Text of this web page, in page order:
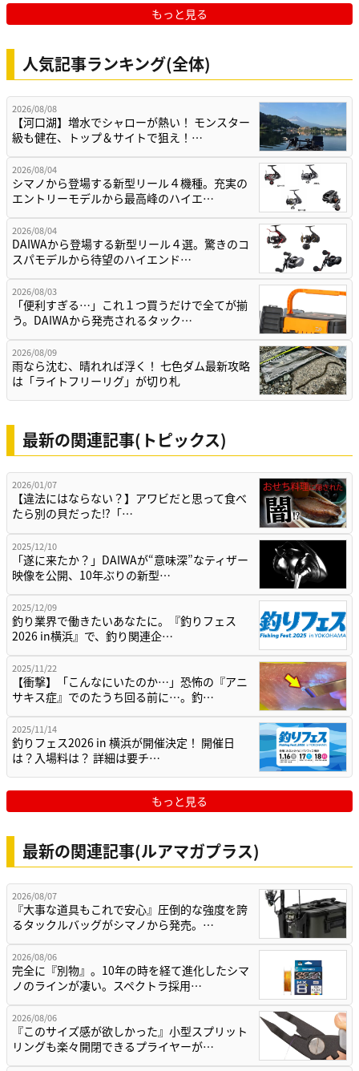
もっと見る
人気記事ランキング(全体)
2026/08/08
【河口湖】増水でシャローが熱い！ モンスター
級も健在、トップ＆サイトで狙え！…
2026/08/04
シマノから登場する新型リール４機種。充実の
エントリーモデルから最高峰のハイエ…
2026/08/04
DAIWAから登場する新型リール４選。驚きのコ
スパモデルから待望のハイエンド…
2026/08/03
「便利すぎる…」これ１つ買うだけで全てが揃
う。DAIWAから発売されるタック…
2026/08/09
雨なら沈む、晴れれば浮く！ 七色ダム最新攻略
は「ライトフリーリグ」が切り札
最新の関連記事(トピックス)
2026/01/07
【違法にはならない？】アワビだと思って食べ
たら別の貝だった⁉「…
2025/12/10
「遂に来たか？」DAIWAが“意味深”なティザー
映像を公開、10年ぶりの新型…
2025/12/09
釣り業界で働きたいあなたに。『釣りフェス
2026 in横浜』で、釣り関連企…
2025/11/22
【衝撃】「こんなにいたのか…」恐怖の『アニ
サキス症』でのたうち回る前に…。釣…
2025/11/14
釣りフェス2026 in 横浜が開催決定！ 開催日
は？入場料は？ 詳細は要チ…
もっと見る
最新の関連記事(ルアマガプラス)
2026/08/07
『大事な道具もこれで安心』圧倒的な強度を誇
るタックルバッグがシマノから発売。…
2026/08/06
完全に『別物』。10年の時を経て進化したシマ
ノのラインが凄い。スペクトラ採用…
2026/08/06
『このサイズ感が欲しかった』小型スプリット
リングも楽々開閉できるプライヤーが…